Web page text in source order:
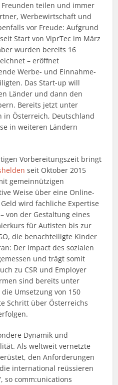
teilen und immer
Werbewirtschaft und
vor Freude: Aufgrund
Start von ViprTec im März
wurden bereits 16
– eröffnet
Werbe- und Einnahme­
Das Start-up will
Länder und dann den
Bereits jetzt unter
in Österreich, Deutschland
in weiteren Ländern
Vorbereitungszeit bringt
seit Oktober 2015
gemeinnützigen
Weise über eine Online-
wird fachliche Expertise
von der Gestaltung eines
für Autisten bis zur
die benachteiligte Kinder
Der Impact des sozialen
und trägt somit
zu CSR und Employer
sind bereits unter
Umsetzung von 150
Schritt über Österreichs
Dynamik und
Als weltweit vernetzte
den Anforderungen
international reüssieren
so comm:unications